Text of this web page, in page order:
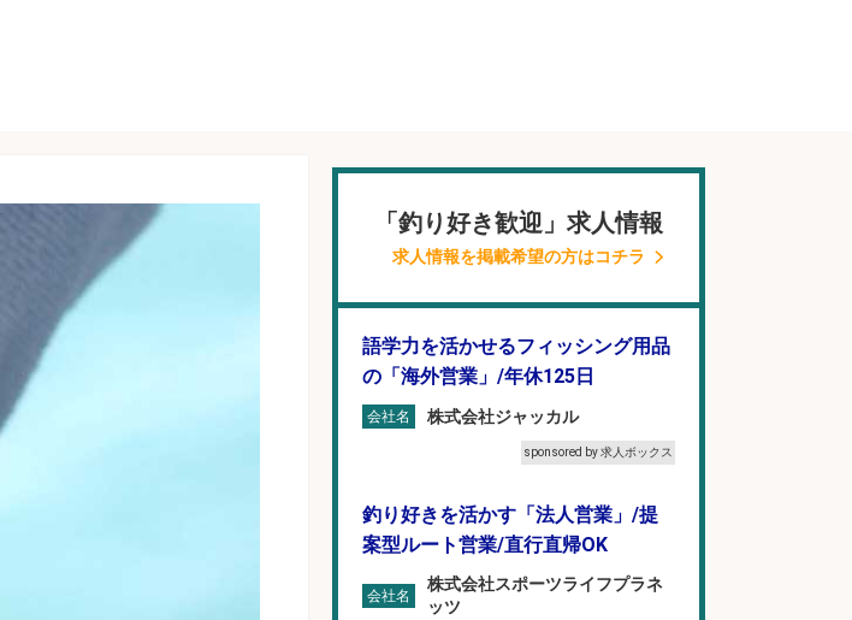
「釣り好き歓迎」求人情報
求人情報を掲載希望の方はコチラ
語学力を活かせるフィッシング用品
の「海外営業」/年休125日
会社名 株式会社ジャッカル
sponsored by 求人ボックス
釣り好きを活かす「法人営業」/提
案型ルート営業/直行直帰OK
会社名
株式会社スポーツライフプラネ
ッツ